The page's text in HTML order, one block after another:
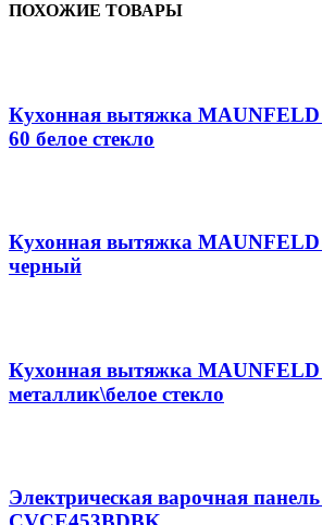
ПОХОЖИЕ ТОВАРЫ
Кухонная вытяжка MAUNFELD
60 белое стекло
Кухонная вытяжка MAUNFELD
черный
Кухонная вытяжка MAUNFELD
металлик\белое стекло
Электрическая варочная